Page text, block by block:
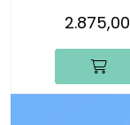
2.875,00